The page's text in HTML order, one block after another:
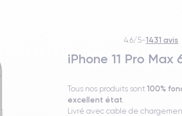
4.6/5-1431 avis
iPhone 11 Pro
Tous nos produits sont 100%
excellent état
Livré avec cable de